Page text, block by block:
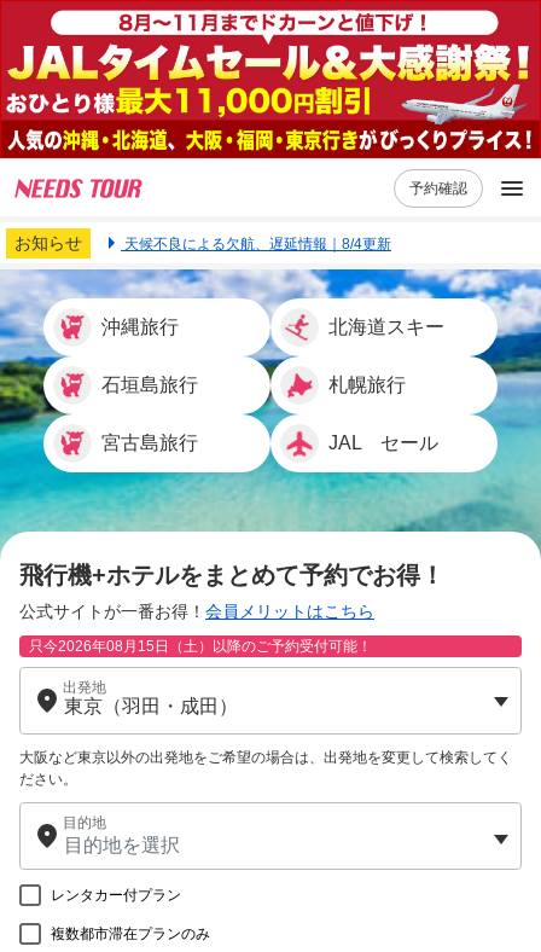
予約確認
お知らせ 天候不良による欠航、遅延情報｜8/4更新
沖縄旅行 北海道スキー
石垣島旅行 札幌旅行
宮古島旅行 JAL セール
飛行機+ホテルをまとめて予約でお得！
公式サイトが一番お得！ 会員メリットはこちら
只今2026年08月15日（土）以降のご予約受付可能！
出発地
大阪など東京以外の出発地をご希望の場合は、出発地を変更して検索してく
ださい。
目的地
レンタカー付プラン
複数都市滞在プランのみ